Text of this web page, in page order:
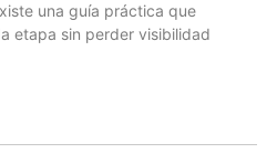
una guía práctica que
etapa sin perder visibilidad